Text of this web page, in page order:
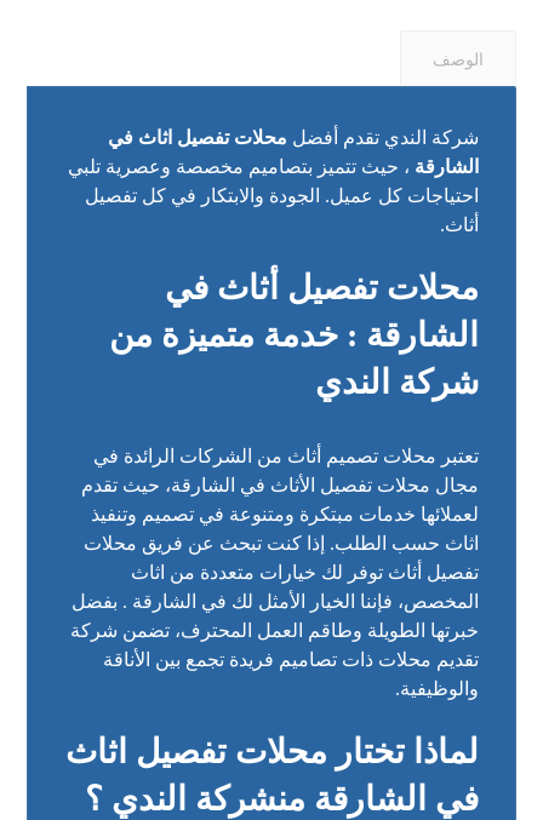
الوصف
شركة الندي تقدم أفضل محلات تفصيل اثاث في
الشارقة ، حيث تتميز بتصاميم مخصصة وعصرية تلبي
احتياجات كل عميل. الجودة والابتكار في كل تفصيل
أثاث.
محلات تفصيل أثاث في
الشارقة : خدمة متميزة من
شركة الندي
تعتبر محلات تصميم أثاث من الشركات الرائدة في
مجال محلات تفصيل الأثاث في الشارقة، حيث تقدم
لعملائها خدمات مبتكرة ومتنوعة في تصميم وتنفيذ
اثاث حسب الطلب. إذا كنت تبحث عن فريق محلات
تفصيل أثاث توفر لك خيارات متعددة من اثاث
المخصص، فإننا الخيار الأمثل لك في الشارقة . بفضل
خبرتها الطويلة وطاقم العمل المحترف، تضمن شركة
تقديم محلات ذات تصاميم فريدة تجمع بين الأناقة
والوظيفية.
لماذا تختار محلات تفصيل اثاث
في الشارقة منشركة الندي ؟